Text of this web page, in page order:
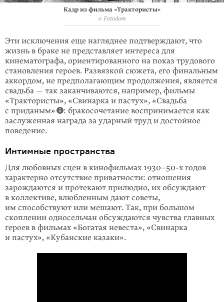
Кадр из фильма «Трактористы»
© Fotodom
Эти исключения еще нагляднее подтверждают, что
жизнь в браке не представляет интереса для
кинематографа, ориентированного на показ трудового
становления героев. Развязкой сюжета, его финальным
аккордом, не предполагающим продолжения, является
свадьба — так заканчиваются, например, фильмы
«Трактористы», «Свинарка и пастух», «Свадьба
с приданым»
: бракосочетание воспринимается как
заслуженная награда за ударный труд и достойное
поведение.
Интимные пространства
Для любовных сцен в кинофильмах 1930–50-х годов
характерно отсутствие приватности: отношения
зарождаются и протекают прилюдно, их обсуждают
в коллективе, влюбленным дают советы,
им способствуют или мешают. Так, при большом
скоплении односельчан обсуждаются чувства главных
героев в фильмах «Богатая невеста», «Свинарка
и пастух», «Кубанские казаки».